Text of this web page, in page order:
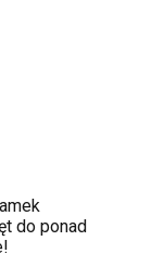
do ponad